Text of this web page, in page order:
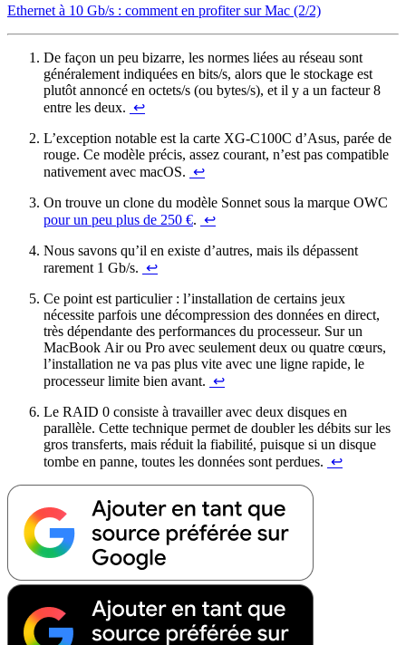
Ethernet à 10 Gb/s : comment en profiter sur Mac (2/2)
De façon un peu bizarre, les normes liées au réseau sont
généralement indiquées en bits/s, alors que le stockage est
plutôt annoncé en octets/s (ou bytes/s), et il y a un facteur 8
entre les deux. ↩︎
L’exception notable est la carte XG-C100C d’Asus, parée de
rouge. Ce modèle précis, assez courant, n’est pas compatible
nativement avec macOS. ↩︎
On trouve un clone du modèle Sonnet sous la marque OWC
pour un peu plus de 250 €. ↩︎
Nous savons qu’il en existe d’autres, mais ils dépassent
rarement 1 Gb/s. ↩︎
Ce point est particulier : l’installation de certains jeux
nécessite parfois une décompression des données en direct,
très dépendante des performances du processeur. Sur un
MacBook Air ou Pro avec seulement deux ou quatre cœurs,
l’installation ne va pas plus vite avec une ligne rapide, le
processeur limite bien avant. ↩︎
Le RAID 0 consiste à travailler avec deux disques en
parallèle. Cette technique permet de doubler les débits sur les
gros transferts, mais réduit la fiabilité, puisque si un disque
tombe en panne, toutes les données sont perdues. ↩︎